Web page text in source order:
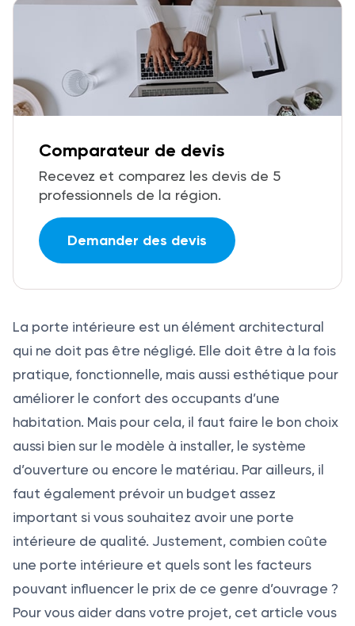
Comparateur de devis
Recevez et comparez les devis de 5
professionnels de la région.
Demander des devis
La porte intérieure est un élément architectural
qui ne doit pas être négligé. Elle doit être à la fois
pratique, fonctionnelle, mais aussi esthétique pour
améliorer le confort des occupants d’une
habitation. Mais pour cela, il faut faire le bon choix
aussi bien sur le modèle à installer, le système
d’ouverture ou encore le matériau. Par ailleurs, il
faut également prévoir un budget assez
important si vous souhaitez avoir une porte
intérieure de qualité. Justement, combien coûte
une porte intérieure et quels sont les facteurs
pouvant influencer le prix de ce genre d’ouvrage ?
Pour vous aider dans votre projet, cet article vous